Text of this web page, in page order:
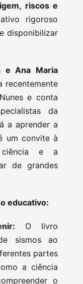
riscos e
rigoroso
disponibilizar
e Ana Maria
recentemente
e conta
da
a aprender a
um convite à
e a
de grandes
educativo:
O livro
sismos ao
partes
a ciência
o